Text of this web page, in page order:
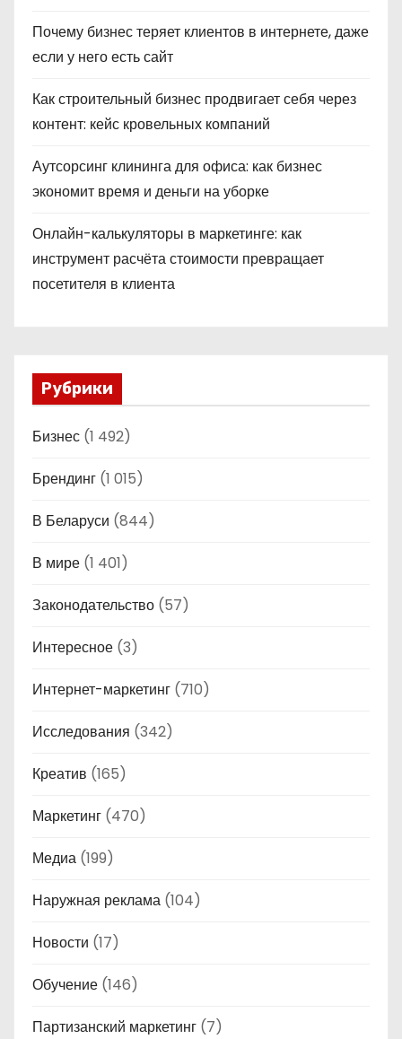
Почему бизнес теряет клиентов в интернете, даже
если у него есть сайт
Как строительный бизнес продвигает себя через
контент: кейс кровельных компаний
Аутсорсинг клининга для офиса: как бизнес
экономит время и деньги на уборке
Онлайн-калькуляторы в маркетинге: как
инструмент расчёта стоимости превращает
посетителя в клиента
Рубрики
Бизнес (1 492)
Брендинг (1 015)
В Беларуси (844)
В мире (1 401)
Законодательство (57)
Интересное (3)
Интернет-маркетинг (710)
Исследования (342)
Креатив (165)
Маркетинг (470)
Медиа (199)
Наружная реклама (104)
Новости (17)
Обучение (146)
Партизанский маркетинг (7)